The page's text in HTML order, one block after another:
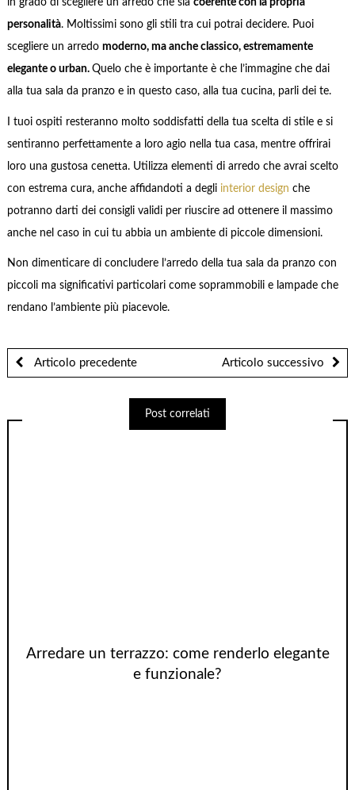
in grado di scegliere un arredo che sia coerente con la propria
personalità. Moltissimi sono gli stili tra cui potrai decidere. Puoi
scegliere un arredo moderno, ma anche classico, estremamente
elegante o urban. Quelo che è importante è che l’immagine che dai
alla tua sala da pranzo e in questo caso, alla tua cucina, parli dei te.
I tuoi ospiti resteranno molto soddisfatti della tua scelta di stile e si
sentiranno perfettamente a loro agio nella tua casa, mentre offrirai
loro una gustosa cenetta. Utilizza elementi di arredo che avrai scelto
con estrema cura, anche affidandoti a degli interior design che
potranno darti dei consigli validi per riuscire ad ottenere il massimo
anche nel caso in cui tu abbia un ambiente di piccole dimensioni.
Non dimenticare di concludere l’arredo della tua sala da pranzo con
piccoli ma significativi particolari come soprammobili e lampade che
rendano l’ambiente più piacevole.
Articolo precedente Articolo successivo
Post correlati
Arredare un terrazzo: come renderlo elegante
e funzionale?